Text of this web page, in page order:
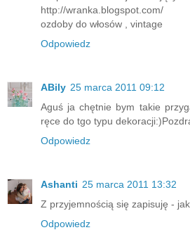
http://wranka.blogspot.com/
ozdoby do włosów , vintage
Odpowiedz
ABily 25 marca 2011 09:12
Aguś ja chętnie bym takie
ręce do tgo typu
Odpowiedz
Ashanti 25 marca 2011 13:32
Z przyjemnością się zapisuję -
Odpowiedz